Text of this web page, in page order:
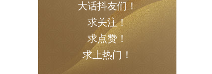
大话抖友们！
求关注！
求点赞！
求上热门！